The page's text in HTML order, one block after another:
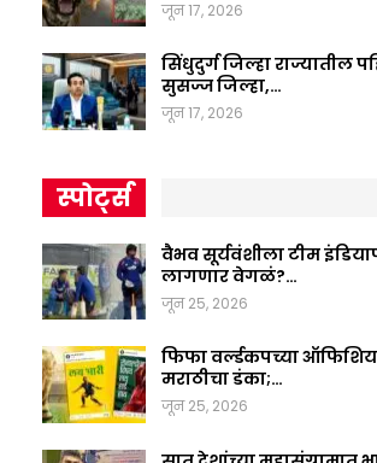
जून 17, 2026
सिंधुदुर्ग जिल्हा राज्यातील
सुसज्ज जिल्हा,…
जून 17, 2026
स्पोर्ट्स
वैभव सूर्यवंशीला टीम
लागणार वेगळं?…
जून 25, 2026
फिफा वर्ल्डकपच्या
मराठीचा डंका;…
जून 25, 2026